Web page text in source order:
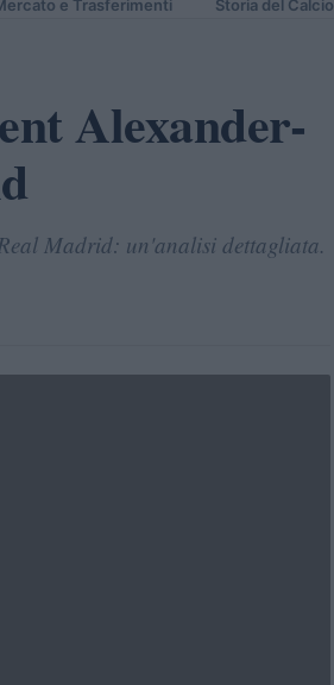
e Trasferimenti Storia del Calcio
Alexander-
Madrid: un'analisi dettagliata.